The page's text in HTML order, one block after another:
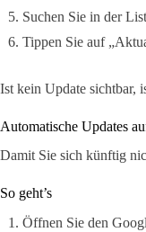
Suchen Sie in der
Tippen Sie auf
Ist kein Update sichtbar,
Automatische Updates
Damit Sie sich künftig
So geht’s
Öffnen Sie den